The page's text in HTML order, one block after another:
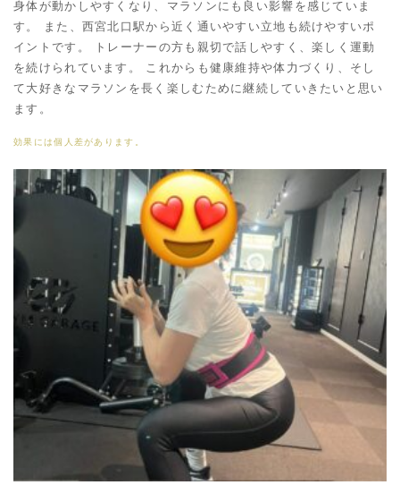
身体が動かしやすくなり、マラソンにも良い影響を感じていま
す。 また、西宮北口駅から近く通いやすい立地も続けやすいポ
イントです。 トレーナーの方も親切で話しやすく、楽しく運動
を続けられています。 これからも健康維持や体力づくり、そし
て大好きなマラソンを長く楽しむために継続していきたいと思い
ます。
効果には個人差があります。